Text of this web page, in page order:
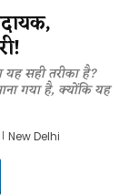
सही तरीका है?
गया है, क्योंकि यह
New Delhi